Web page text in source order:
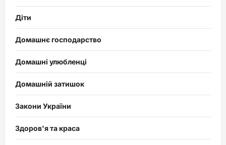
Діти
Домашнє господарство
Домашні улюбленці
Домашній затишок
Закони України
Здоров'я та краса